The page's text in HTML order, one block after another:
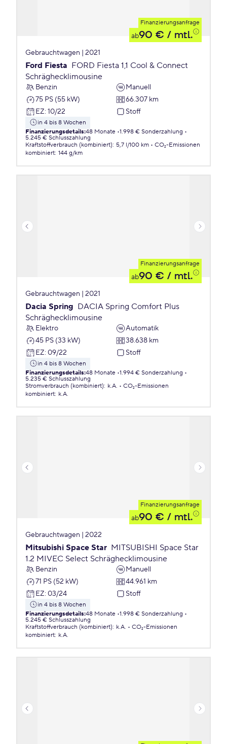
Finanzierungsanfrage
ab90 € / mtl.
Gebrauchtwagen | 2021
Ford Fiesta FORD Fiesta 1,1 Cool & Connect
Schräghecklimousine
Benzin
Manuell
75 PS (55 kW)
66.307 km
EZ: 10/22 Stoff
in 4 bis 8 Wochen
Finanzierungsdetails:48 Monate 1.998 € Sonderzahlung
5.245 € Schlusszahlung
Kraftstoffverbrauch (kombiniert): 5,7 l/100 km
CO₂-Emissionen
kombiniert: 144 g/km
Finanzierungsanfrage
ab90 € / mtl.
Gebrauchtwagen | 2021
Dacia Spring DACIA Spring Comfort Plus
Schräghecklimousine
Elektro
Automatik
45 PS (33 kW)
38.638 km
EZ: 09/22 Stoff
in 4 bis 8 Wochen
Finanzierungsdetails:48 Monate 1.994 € Sonderzahlung
5.235 € Schlusszahlung
Stromverbrauch (kombiniert): k.A.
CO₂-Emissionen
kombiniert: k.A.
Finanzierungsanfrage
ab90 € / mtl.
Gebrauchtwagen | 2022
Mitsubishi Space Star MITSUBISHI Space Star
1.2 MIVEC Select Schräghecklimousine
Benzin
Manuell
71 PS (52 kW)
44.961 km
EZ: 03/24 Stoff
in 4 bis 8 Wochen
Finanzierungsdetails:48 Monate 1.998 € Sonderzahlung
5.245 € Schlusszahlung
Kraftstoffverbrauch (kombiniert): k.A.
CO₂-Emissionen
kombiniert: k.A.